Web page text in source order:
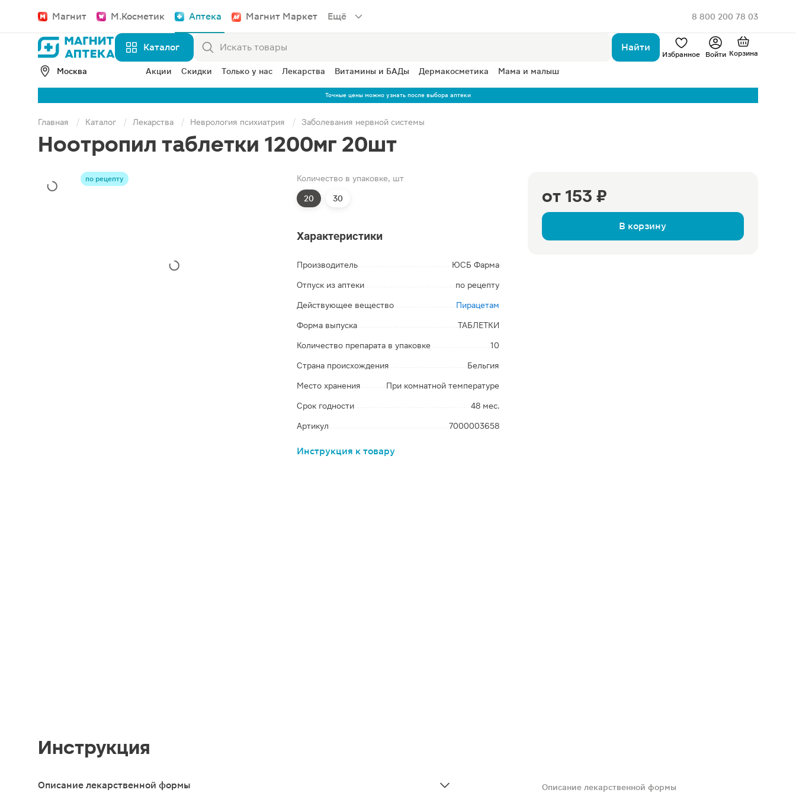
Магнит М.Косметик Аптека Магнит Маркет Ещё 8 800 200 78 03
Каталог Найти
Избранное Войти Корзина
Москва Акции Скидки Только у нас Лекарства Витамины и БАДы Дермакосметика Мама и малыш
Точные цены можно узнать после выбора аптеки
Главная Каталог Лекарства Неврология психиатрия Заболевания нервной системы
Ноотропил таблетки 1200мг 20шт
по рецепту
от 153 ₽
В корзину
Количество в упаковке, шт
20 30
Характеристики
Производитель ЮСБ Фарма
Отпуск из аптеки по рецепту
Действующее вещество Пирацетам
Форма выпуска ТАБЛЕТКИ
Количество препарата в упаковке 10
Страна происхождения Бельгия
Место хранения При комнатной температуре
Срок годности 48 мес.
Артикул 7000003658
Инструкция к товару
Инструкция
Описание лекарственной формы
Описание лекарственной формы